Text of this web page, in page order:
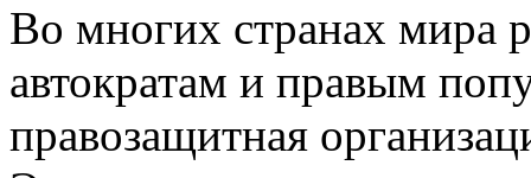
Во многих странах мира
автократам и правым
правозащитная